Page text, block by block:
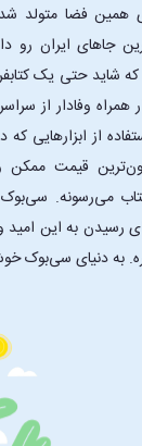
فضا متولد
جاهای ایران رو
که شاید حتی یک
همراه وفادار از
از ابزارهایی که
قیمت ممکن
می‌رسونه. سی‌بوک
رسیدن به این
به دنیای سی‌بوک